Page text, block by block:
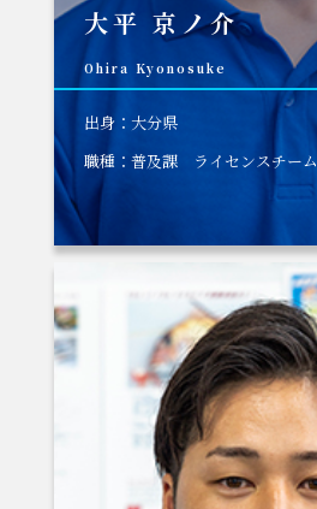
大平 京ノ介
Ohira Kyonosuke
出身：大分県
職種：普及課 ライセンスチーム